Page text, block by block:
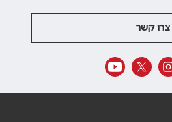
צרו קשר